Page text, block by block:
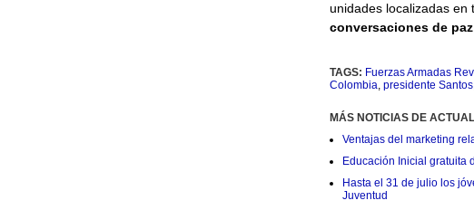
unidades localizadas en
conversaciones de
TAGS: Fuerzas Armadas
Colombia, presidente Santos
MÁS NOTICIAS DE
Ventajas del marketing
Educación Inicial gratuita
Hasta el 31 de julio los
Juventud